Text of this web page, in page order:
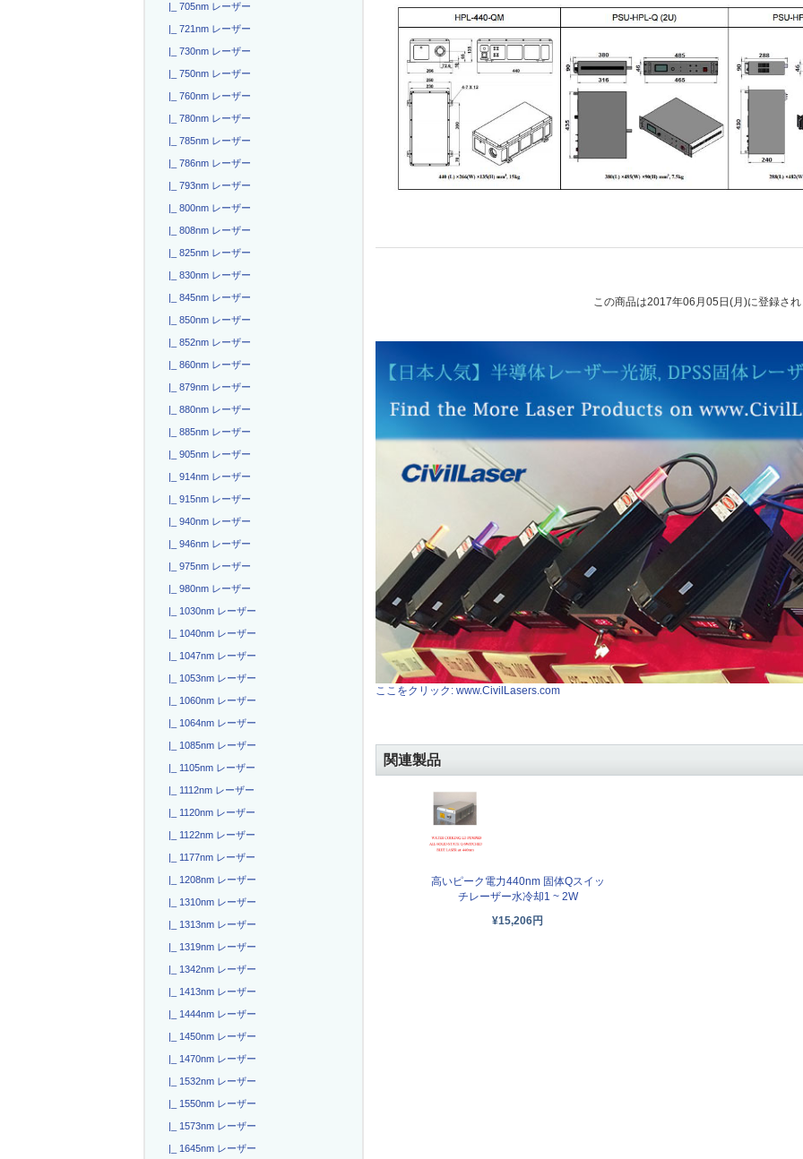
|_ 705nm レーザー
|_ 721nm レーザー
|_ 730nm レーザー
|_ 750nm レーザー
|_ 760nm レーザー
|_ 780nm レーザー
|_ 785nm レーザー
|_ 786nm レーザー
|_ 793nm レーザー
|_ 800nm レーザー
|_ 808nm レーザー
|_ 825nm レーザー
|_ 830nm レーザー
|_ 845nm レーザー
|_ 850nm レーザー
|_ 852nm レーザー
|_ 860nm レーザー
|_ 879nm レーザー
|_ 880nm レーザー
|_ 885nm レーザー
|_ 905nm レーザー
|_ 914nm レーザー
|_ 915nm レーザー
|_ 940nm レーザー
|_ 946nm レーザー
|_ 975nm レーザー
|_ 980nm レーザー
|_ 1030nm レーザー
|_ 1040nm レーザー
|_ 1047nm レーザー
|_ 1053nm レーザー
|_ 1060nm レーザー
|_ 1064nm レーザー
|_ 1085nm レーザー
|_ 1105nm レーザー
|_ 1112nm レーザー
|_ 1120nm レーザー
|_ 1122nm レーザー
|_ 1177nm レーザー
|_ 1208nm レーザー
|_ 1310nm レーザー
|_ 1313nm レーザー
|_ 1319nm レーザー
|_ 1342nm レーザー
|_ 1413nm レーザー
|_ 1444nm レーザー
|_ 1450nm レーザー
|_ 1470nm レーザー
|_ 1532nm レーザー
|_ 1550nm レーザー
|_ 1573nm レーザー
|_ 1645nm レーザー
この商品は2017年06月05日(月)に登録され
ここをクリック: www.CivilLasers.com
関連製品
高いピーク電力440nm 固体Qスイッ
チレーザー水冷却1 ~ 2W
¥15,206円